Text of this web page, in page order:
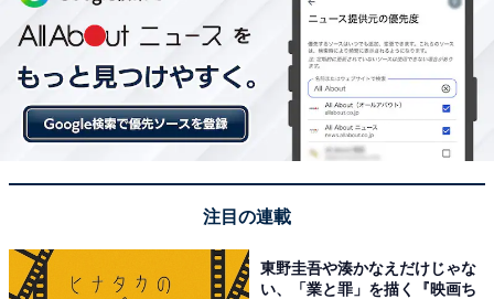
注目の連載
東野圭吾や湊かなえだけじゃな
い、「業と罪」を描く『映画ち